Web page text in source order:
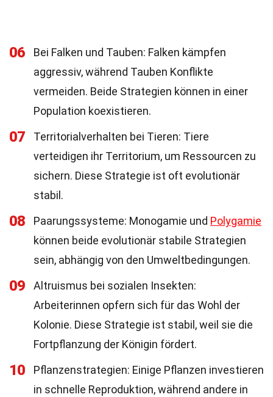
06
Bei Falken und Tauben: Falken kämpfen
aggressiv, während Tauben Konflikte
vermeiden. Beide Strategien können in einer
Population koexistieren.
07
Territorialverhalten bei Tieren: Tiere
verteidigen ihr Territorium, um Ressourcen zu
sichern. Diese Strategie ist oft evolutionär
stabil.
08 Paarungssysteme: Monogamie und Polygamie
können beide evolutionär stabile Strategien
sein, abhängig von den Umweltbedingungen.
09
Altruismus bei sozialen Insekten:
Arbeiterinnen opfern sich für das Wohl der
Kolonie. Diese Strategie ist stabil, weil sie die
Fortpflanzung der Königin fördert.
10
Pflanzenstrategien: Einige Pflanzen investieren
in schnelle Reproduktion, während andere in